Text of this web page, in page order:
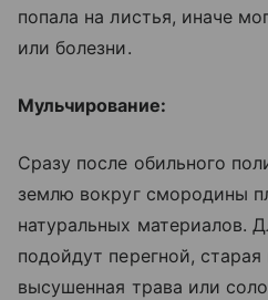
попала на листья, иначе
или болезни.
Мульчирование:
Сразу после обильного
землю вокруг смородины
натуральных материалов.
подойдут перегной,
высушенная трава или